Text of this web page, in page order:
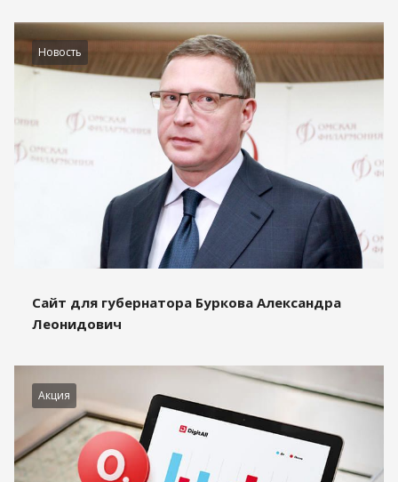
Новость
Сайт для губернатора Буркова Александра
Леонидович
Акция